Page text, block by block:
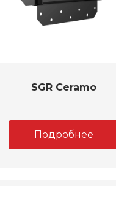
SGR Ceramo
Подробнее